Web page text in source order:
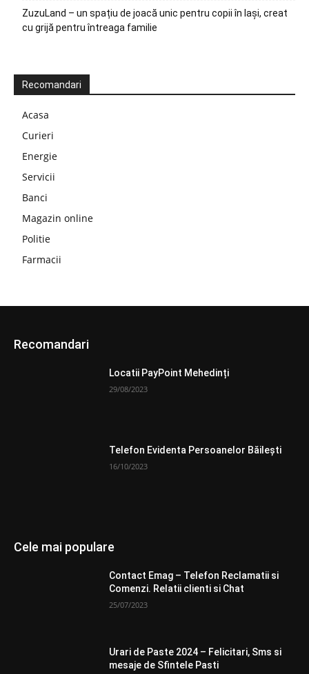
ZuzuLand – un spațiu de joacă unic pentru copii în Iași, creat
cu grijă pentru întreaga familie
Recomandari
Acasa
Curieri
Energie
Servicii
Banci
Magazin online
Politie
Farmacii
Recomandari
Locatii PayPoint Mehedinți
29/08/2023
Telefon Evidenta Persoanelor Băilești
16/10/2023
Cele mai populare
Contact Emag – Telefon Reclamatii si
Comenzi. Relatii clienti si Chat
25/07/2023
Urari de Paste 2024 – Felicitari, Sms si
mesaje de Sfintele Pasti